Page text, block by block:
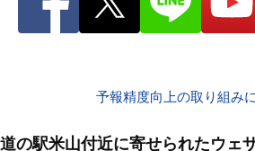
予報精度向上の取り組み
道の駅米山付近に寄せられたウェ